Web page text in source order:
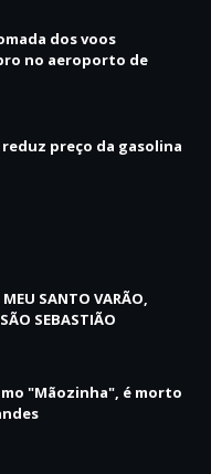
dos voos
no aeroporto de
preço da gasolina
SANTO VARÃO,
SEBASTIÃO
"Mãozinha", é morto